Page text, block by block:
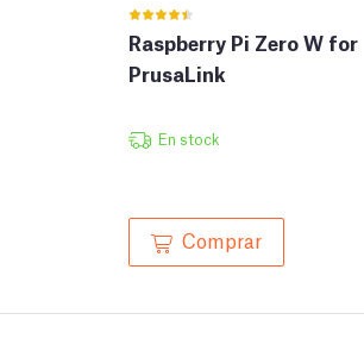
Raspberry Pi Zero W for
PrusaLink
En stock
Comprar